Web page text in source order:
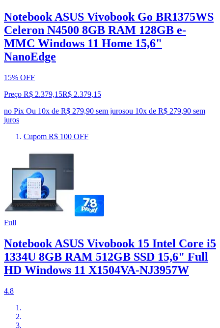
Notebook ASUS Vivobook Go BR1375WS
Celeron N4500 8GB RAM 128GB e-
MMC Windows 11 Home 15,6"
NanoEdge
15% OFF
Preço R$ 2.379,15R$ 2.379,15
no Pix Ou 10x de R$ 279,90 sem jurosou 10x de R$ 279,90 sem
juros
Cupom R$ 100 OFF
Full
Notebook ASUS Vivobook 15 Intel Core i5
1334U 8GB RAM 512GB SSD 15,6" Full
HD Windows 11 X1504VA-NJ3957W
4.8